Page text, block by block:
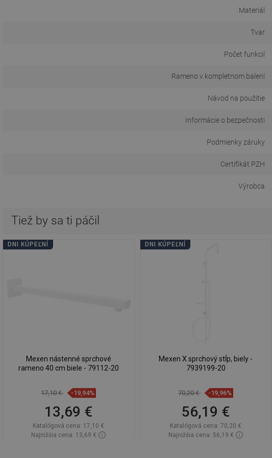
Materiál
Tvar
Počet funkcií
Rameno v kompletnom balení
Návod na použitie
Informácie o bezpečnosti
Podmienky záruky
Certifikát PZH
Výrobca
Tiež by sa ti páčil
DNI KÚPEĽNÍ
Mexen nástenné sprchové
rameno 40 cm biele - 79112-20
17,10 € -19,94%
13,69 €
Katalógová cena: 17,10 €
Najnižšia cena: 13,69 €
DNI KÚPEĽNÍ
Mexen X sprchový stĺp, biely -
7939199-20
70,20 € -19,96%
56,19 €
Katalógová cena: 70,20 €
Najnižšia cena: 56,19 €